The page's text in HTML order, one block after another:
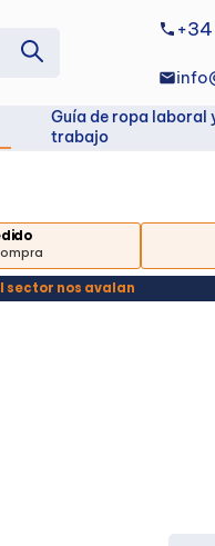
Guía de ropa laboral
trabajo
sector nos avalan